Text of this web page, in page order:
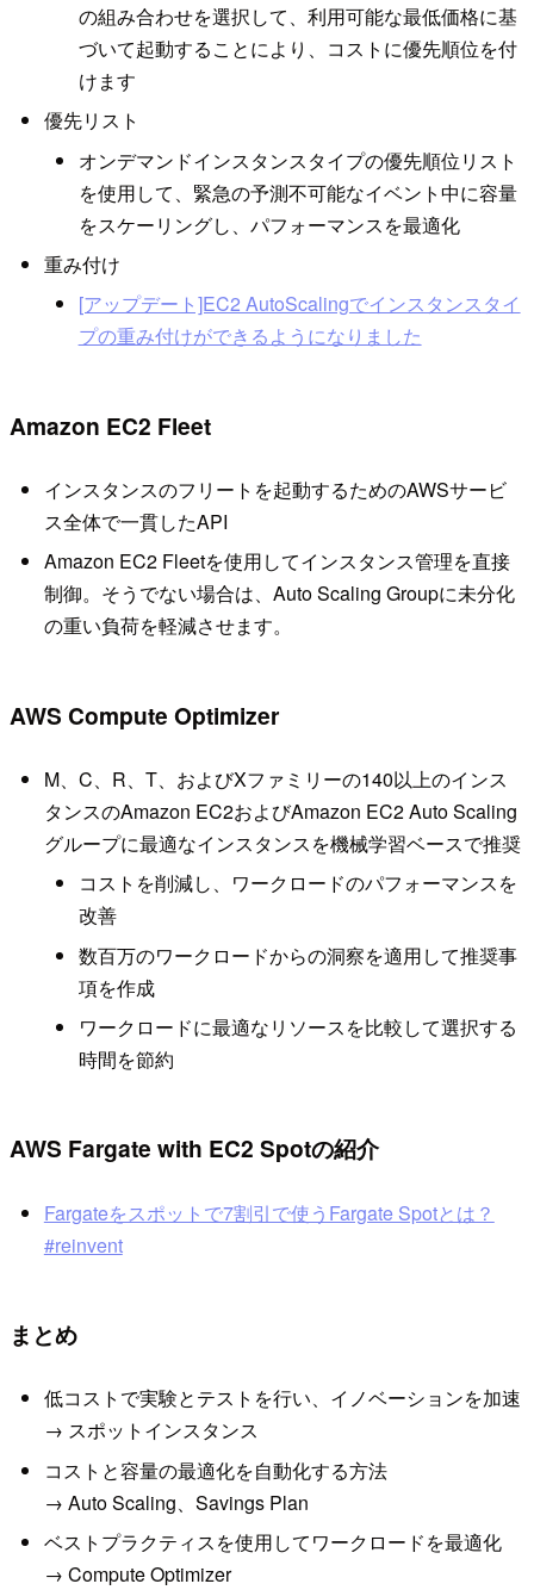
の組み合わせを選択して、利用可能な最低価格に基
づいて起動することにより、コストに優先順位を付
けます
優先リスト
オンデマンドインスタンスタイプの優先順位リスト
を使用して、緊急の予測不可能なイベント中に容量
をスケーリングし、パフォーマンスを最適化
重み付け
[アップデート]EC2 AutoScalingでインスタンスタイ
プの重み付けができるようになりました
Amazon EC2 Fleet
インスタンスのフリートを起動するためのAWSサービ
ス全体で一貫したAPI
Amazon EC2 Fleetを使用してインスタンス管理を直接
制御。そうでない場合は、Auto Scaling Groupに未分化
の重い負荷を軽減させます。
AWS Compute Optimizer
M、C、R、T、およびXファミリーの140以上のインス
タンスのAmazon EC2およびAmazon EC2 Auto Scaling
グループに最適なインスタンスを機械学習ベースで推奨
コストを削減し、ワークロードのパフォーマンスを
改善
数百万のワークロードからの洞察を適用して推奨事
項を作成
ワークロードに最適なリソースを比較して選択する
時間を節約
AWS Fargate with EC2 Spotの紹介
Fargateをスポットで7割引で使うFargate Spotとは？
#reinvent
まとめ
低コストで実験とテストを行い、イノベーションを加速
→ スポットインスタンス
コストと容量の最適化を自動化する方法
→ Auto Scaling、Savings Plan
ベストプラクティスを使用してワークロードを最適化
→ Compute Optimizer